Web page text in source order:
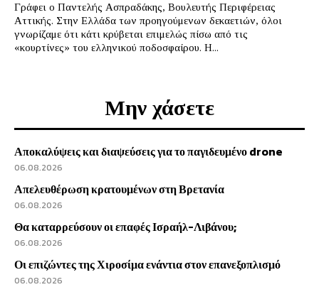
Γράφει ο Παντελής Ασπραδάκης, Βουλευτής Περιφέρειας
Αττικής. Στην Ελλάδα των προηγούμενων δεκαετιών, όλοι
γνωρίζαμε ότι κάτι κρύβεται επιμελώς πίσω από τις
«κουρτίνες» του ελληνικού ποδοσφαίρου. Η...
Μην χάσετε
Αποκαλύψεις και διαψεύσεις για το παγιδευμένο drone
06.08.2026
Απελευθέρωση κρατουμένων στη Βρετανία
06.08.2026
Θα καταρρεύσουν οι επαφές Ισραήλ-Λιβάνου;
06.08.2026
Οι επιζώντες της Χιροσίμα ενάντια στον επανεξοπλισμό
06.08.2026